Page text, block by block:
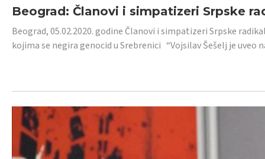
Beograd: Članovi i simpatizeri Srpske
Beograd, 05.02.2020. godine Članovi i simpatizeri Srpske
kojima se negira genocid u Srebrenici “Vojsilav Šešelj je uveo